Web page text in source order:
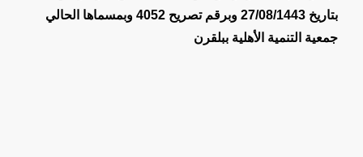
بتاريخ 27/08/1443 وبرقم تصريح 4052 وبمسماها الحالي
جمعية التنمية الأهلية ببلقرن